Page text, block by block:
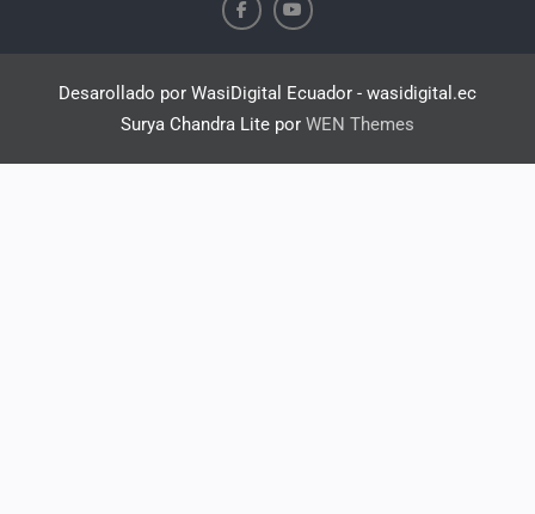
Desarollado por WasiDigital Ecuador - wasidigital.ec
Surya Chandra Lite por WEN Themes